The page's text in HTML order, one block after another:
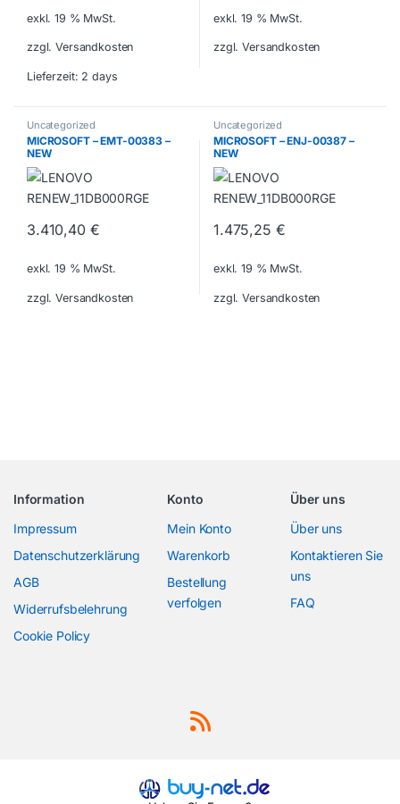
exkl. 19 % MwSt.
zzgl. Versandkosten
Lieferzeit: 2 days
exkl. 19 % MwSt.
zzgl. Versandkosten
Uncategorized
MICROSOFT – EMT-00383 –
NEW
3.410,40 €
exkl. 19 % MwSt.
zzgl. Versandkosten
Uncategorized
MICROSOFT – ENJ-00387 –
NEW
1.475,25 €
exkl. 19 % MwSt.
zzgl. Versandkosten
Information
Impressum
Datenschutzerklärung
AGB
Widerrufsbelehrung
Cookie Policy
Konto
Mein Konto
Warenkorb
Bestellung
verfolgen
Über uns
Über uns
Kontaktieren Sie
uns
FAQ